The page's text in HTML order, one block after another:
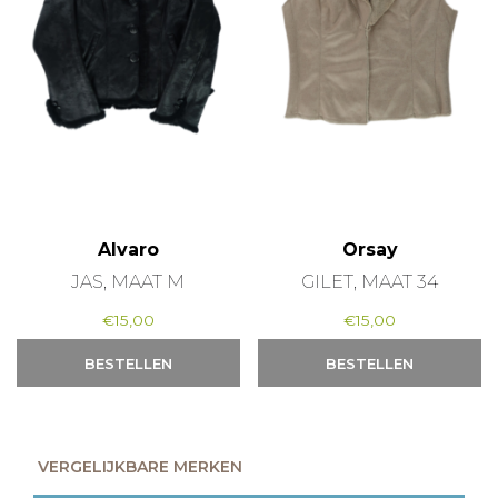
Alvaro
JAS, MAAT M
€15,00
BESTELLEN
Orsay
GILET, MAAT 34
€15,00
BESTELLEN
VERGELIJKBARE MERKEN